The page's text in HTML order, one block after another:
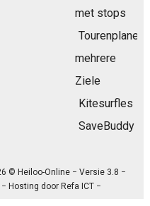
met stops
Tourenplaner
mehrere
Ziele
Kitesurfles
SaveBuddy
© Heiloo-Online − Versie 3.8 −
− Hosting doorRefa ICT −